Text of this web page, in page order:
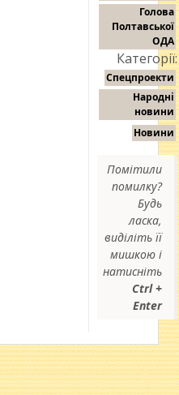
Голова
Полтавської
ОДА
Категорії:
Спецпроекти
Народні
новини
Новини
Помітили
помилку?
Будь
ласка,
виділіть її
мишкою і
натисніть
Ctrl +
Enter